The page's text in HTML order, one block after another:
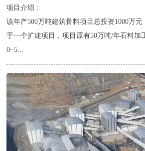
项目介绍：
该年产500万吨建筑骨料项目总投资1000万
于一个扩建项目，项目原有50万吨/年石料加
0~5...